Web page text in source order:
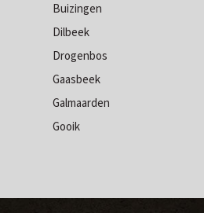
Buizingen
Dilbeek
Drogenbos
Gaasbeek
Galmaarden
Gooik